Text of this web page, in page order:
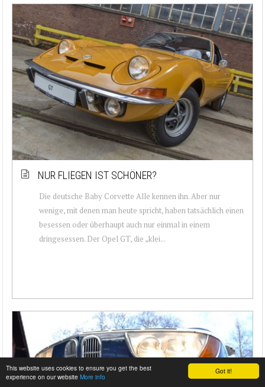
Got it!
This website uses cookies to ensure you get the best
experience on our website More info
NUR FLIEGEN IST SCHÖNER?
Die deutsche Baby Corvette Alle kennen ihn. Aber nur
wenige, mit denen man heute spricht, haben tatsächlich einen
besessen oder überhaupt auch nur einmal in einem
dringesessen. Der Opel GT, die „klei...